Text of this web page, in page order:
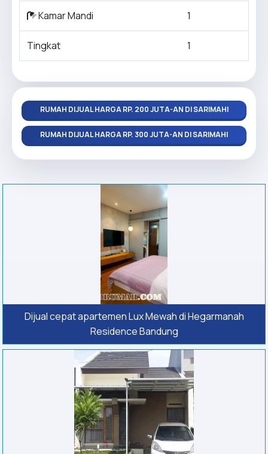
Kamar Mandi 1
Tingkat 1
RUMAH DIJUAL HARGA RP. 200 JUTA-AN DI SARIMAHI
RUMAH DIJUAL HARGA RP. 300 JUTA-AN DI SARIMAHI
Dijual cepat apartemen Lux Mewah di Hegarmanah
Residence Bandung